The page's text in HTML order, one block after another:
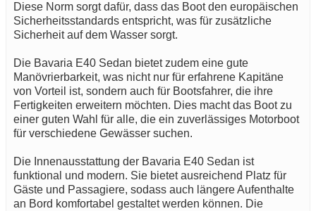
Diese Norm sorgt dafür, dass das Boot den europäischen
Sicherheitsstandards entspricht, was für zusätzliche
Sicherheit auf dem Wasser sorgt.
Die Bavaria E40 Sedan bietet zudem eine gute
Manövrierbarkeit, was nicht nur für erfahrene Kapitäne
von Vorteil ist, sondern auch für Bootsfahrer, die ihre
Fertigkeiten erweitern möchten. Dies macht das Boot zu
einer guten Wahl für alle, die ein zuverlässiges Motorboot
für verschiedene Gewässer suchen.
Die Innenausstattung der Bavaria E40 Sedan ist
funktional und modern. Sie bietet ausreichend Platz für
Gäste und Passagiere, sodass auch längere Aufenthalte
an Bord komfortabel gestaltet werden können. Die